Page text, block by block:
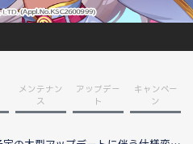
メンテナン
ス
アップデー
ト
キャンペー
ン